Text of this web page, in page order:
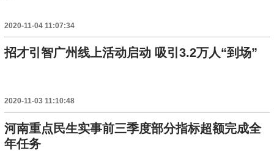
2020-11-04 11:07:34
招才引智广州线上活动启动 吸引3.2万人“到场”
2020-11-03 11:10:48
河南重点民生实事前三季度部分指标超额完成全
年任务